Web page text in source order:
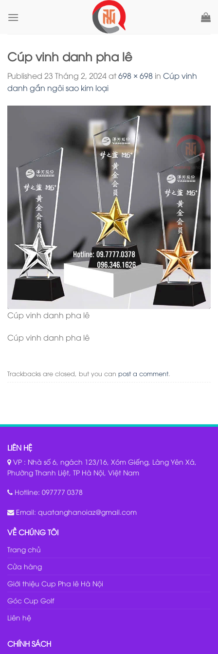
Cúp vinh danh pha lê
Published 23 Tháng 2, 2024at698 × 698 in Cúp vinh
danh gắn ngôi sao kim loại
Cúp vinh danh pha lê
Cúp vinh danh pha lê
Trackbacks are closed, but you can post a comment.
LIÊN HỆ
VP : Nhà số 6, ngách 123/16, Xóm Giếng, Làng Yên Xá,
Phường Thanh Liệt, TP Hà Nội, Việt Nam
Hotline: 097777 0378
Email: quatanghanoiaz@gmail.com
VỀ CHÚNG TÔI
Trang chủ
Cửa hàng
Giới thiệu Cup Pha lê Hà Nội
Góc Cup Golf
Liên hệ
CHÍNH SÁCH